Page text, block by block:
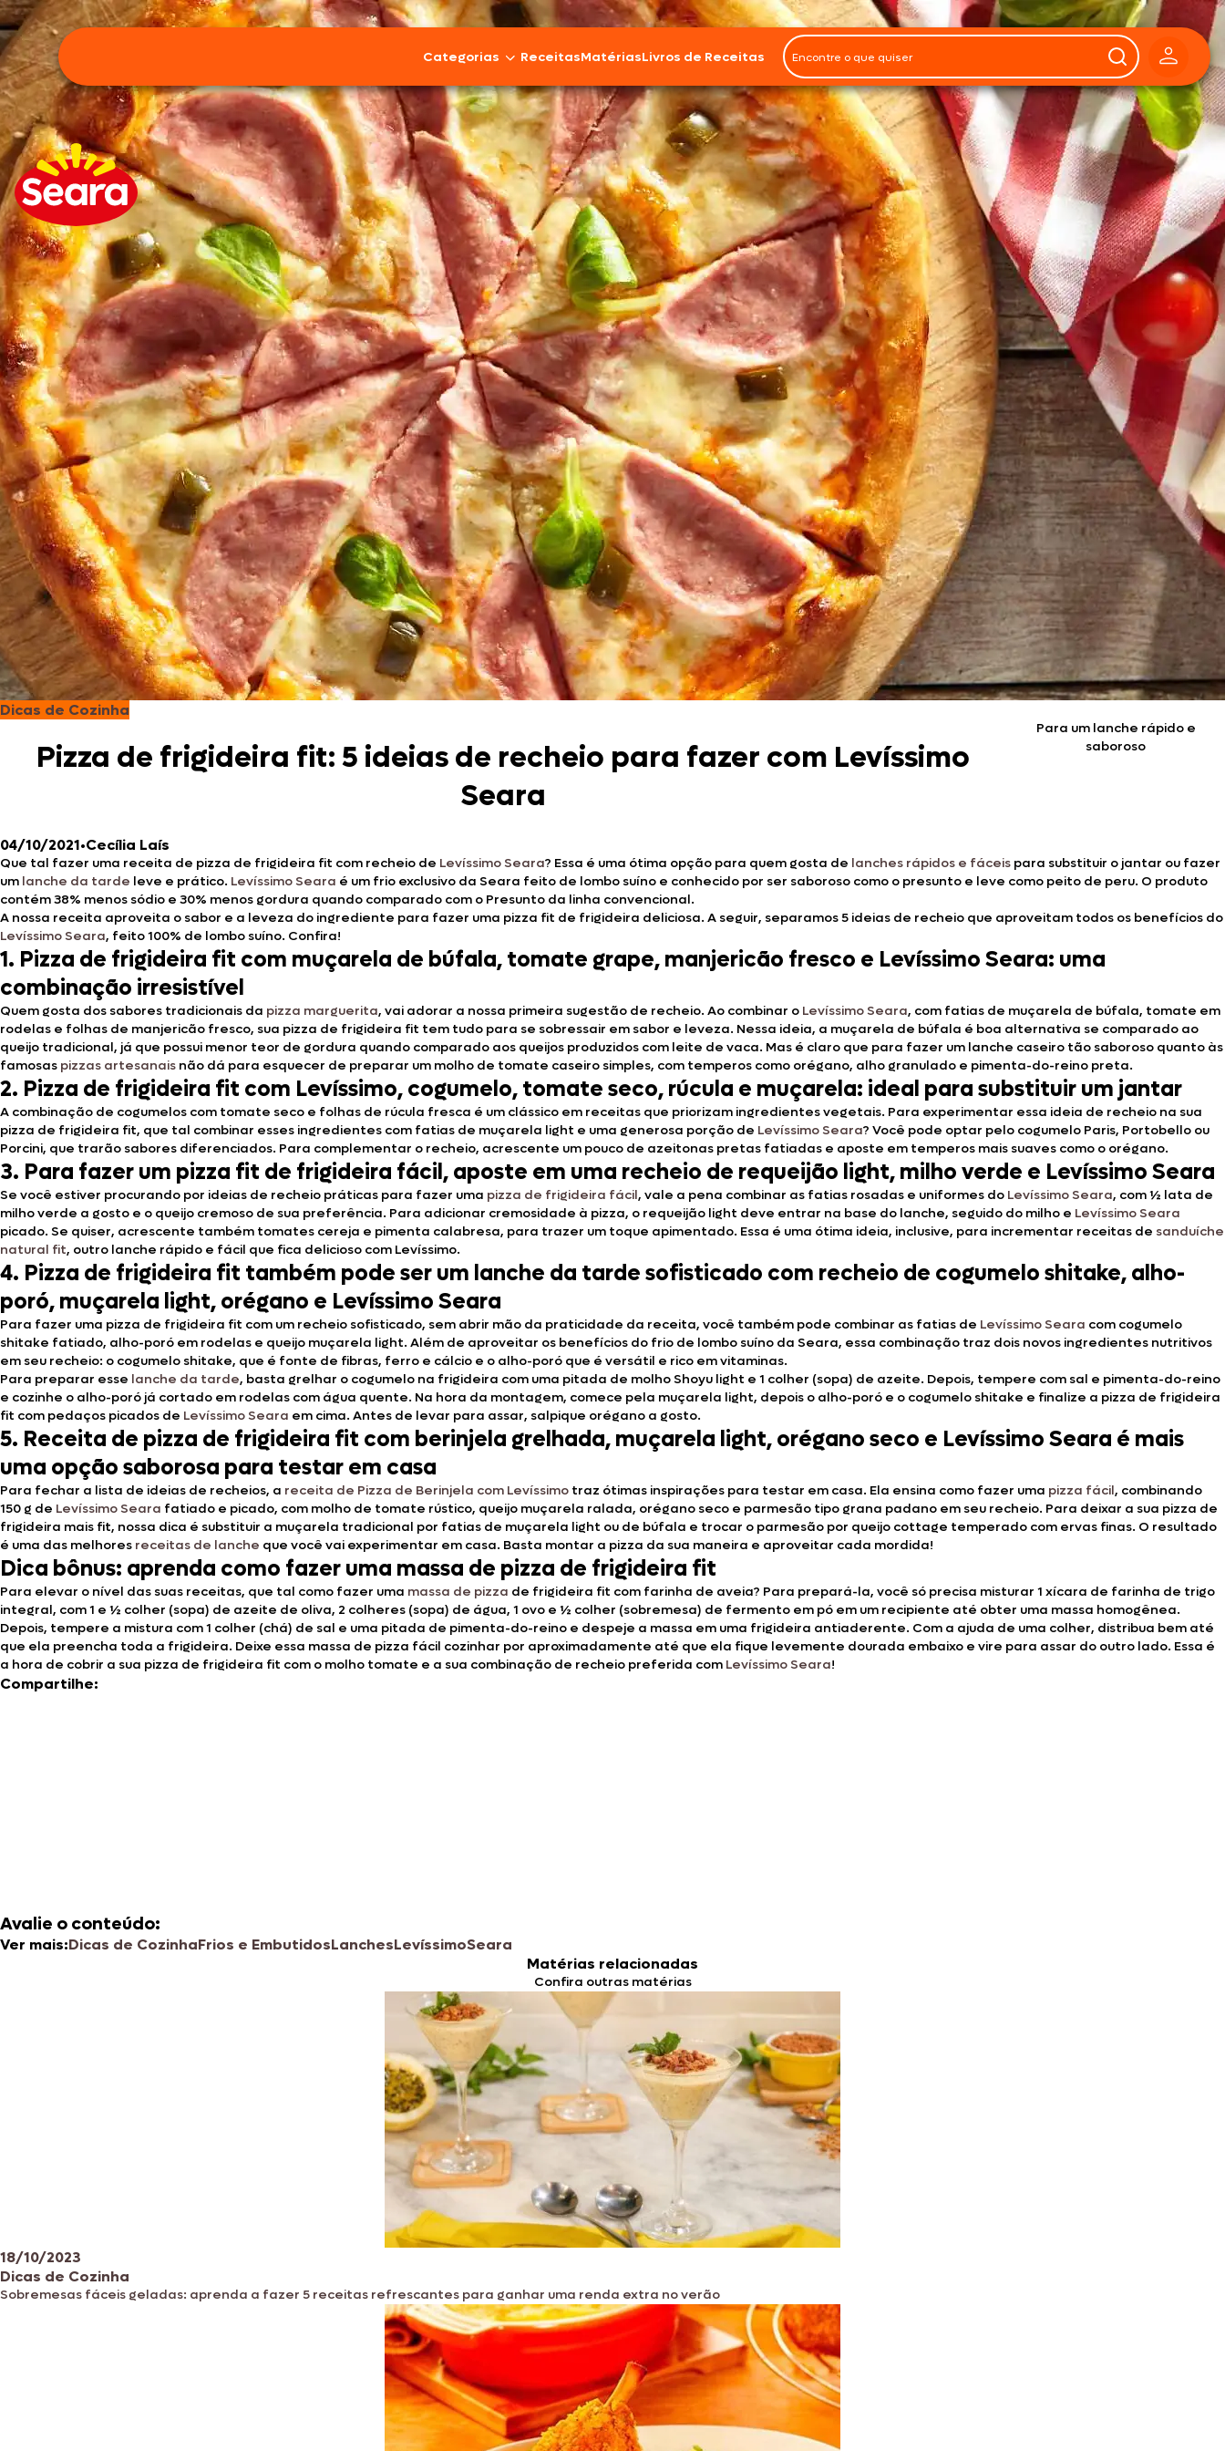
Categorias
Bovinos
Cordeiro
Carnes Suínas
Aves
Frios e Embutidos
Peixes e Frutos do Mar
100% Vegetal
Doces, Bolos e Sobremesas
Pães e Massas
Bebidas
Entrevistas
ReceitasMatériasLivros de Receitas
Dicas de Cozinha
Pizza de frigideira fit: 5 ideias de recheio para fazer com Levíssimo
Seara
Para um lanche rápido e
saboroso
04/10/2021•Cecília Laís
Que tal fazer uma receita de pizza de frigideira fit com recheio de Levíssimo Seara? Essa é uma ótima opção para quem gosta de lanches rápidos e fáceis para substituir o jantar ou fazer
um lanche da tarde leve e prático. Levíssimo Seara é um frio exclusivo da Seara feito de lombo suíno e conhecido por ser saboroso como o presunto e leve como peito de peru. O produto
contém 38% menos sódio e 30% menos gordura quando comparado com o Presunto da linha convencional.
A nossa receita aproveita o sabor e a leveza do ingrediente para fazer uma pizza fit de frigideira deliciosa. A seguir, separamos 5 ideias de recheio que aproveitam todos os benefícios do
Levíssimo Seara, feito 100% de lombo suíno. Confira!
1. Pizza de frigideira fit com muçarela de búfala, tomate grape, manjericão fresco e Levíssimo Seara: uma
combinação irresistível
Quem gosta dos sabores tradicionais da pizza marguerita, vai adorar a nossa primeira sugestão de recheio. Ao combinar o Levíssimo Seara, com fatias de muçarela de búfala, tomate em
rodelas e folhas de manjericão fresco, sua pizza de frigideira fit tem tudo para se sobressair em sabor e leveza. Nessa ideia, a muçarela de búfala é boa alternativa se comparado ao
queijo tradicional, já que possui menor teor de gordura quando comparado aos queijos produzidos com leite de vaca. Mas é claro que para fazer um lanche caseiro tão saboroso quanto às
famosas pizzas artesanais não dá para esquecer de preparar um molho de tomate caseiro simples, com temperos como orégano, alho granulado e pimenta-do-reino preta.
2. Pizza de frigideira fit com Levíssimo, cogumelo, tomate seco, rúcula e muçarela: ideal para substituir um jantar
A combinação de cogumelos com tomate seco e folhas de rúcula fresca é um clássico em receitas que priorizam ingredientes vegetais. Para experimentar essa ideia de recheio na sua
pizza de frigideira fit, que tal combinar esses ingredientes com fatias de muçarela light e uma generosa porção de Levíssimo Seara? Você pode optar pelo cogumelo Paris, Portobello ou
Porcini, que trarão sabores diferenciados. Para complementar o recheio, acrescente um pouco de azeitonas pretas fatiadas e aposte em temperos mais suaves como o orégano.
3. Para fazer um pizza fit de frigideira fácil, aposte em uma recheio de requeijão light, milho verde e Levíssimo Seara
Se você estiver procurando por ideias de recheio práticas para fazer uma pizza de frigideira fácil, vale a pena combinar as fatias rosadas e uniformes do Levíssimo Seara, com ½ lata de
milho verde a gosto e o queijo cremoso de sua preferência. Para adicionar cremosidade à pizza, o requeijão light deve entrar na base do lanche, seguido do milho e Levíssimo Seara
picado. Se quiser, acrescente também tomates cereja e pimenta calabresa, para trazer um toque apimentado. Essa é uma ótima ideia, inclusive, para incrementar receitas de sanduíche
natural fit, outro lanche rápido e fácil que fica delicioso com Levíssimo.
4. Pizza de frigideira fit também pode ser um lanche da tarde sofisticado com recheio de cogumelo shitake, alho-
poró, muçarela light, orégano e Levíssimo Seara
Para fazer uma pizza de frigideira fit com um recheio sofisticado, sem abrir mão da praticidade da receita, você também pode combinar as fatias de Levíssimo Seara com cogumelo
shitake fatiado, alho-poró em rodelas e queijo muçarela light. Além de aproveitar os benefícios do frio de lombo suíno da Seara, essa combinação traz dois novos ingredientes nutritivos
em seu recheio: o cogumelo shitake, que é fonte de fibras, ferro e cálcio e o alho-poró que é versátil e rico em vitaminas.
Para preparar esse lanche da tarde, basta grelhar o cogumelo na frigideira com uma pitada de molho Shoyu light e 1 colher (sopa) de azeite. Depois, tempere com sal e pimenta-do-reino
e cozinhe o alho-poró já cortado em rodelas com água quente. Na hora da montagem, comece pela muçarela light, depois o alho-poró e o cogumelo shitake e finalize a pizza de frigideira
fit com pedaços picados de Levíssimo Seara em cima. Antes de levar para assar, salpique orégano a gosto.
5. Receita de pizza de frigideira fit com berinjela grelhada, muçarela light, orégano seco e Levíssimo Seara é mais
uma opção saborosa para testar em casa
Para fechar a lista de ideias de recheios, a receita de Pizza de Berinjela com Levíssimo traz ótimas inspirações para testar em casa. Ela ensina como fazer uma pizza fácil, combinando
150 g de Levíssimo Seara fatiado e picado, com molho de tomate rústico, queijo muçarela ralada, orégano seco e parmesão tipo grana padano em seu recheio. Para deixar a sua pizza de
frigideira mais fit, nossa dica é substituir a muçarela tradicional por fatias de muçarela light ou de búfala e trocar o parmesão por queijo cottage temperado com ervas finas. O resultado
é uma das melhores receitas de lanche que você vai experimentar em casa. Basta montar a pizza da sua maneira e aproveitar cada mordida!
Dica bônus: aprenda como fazer uma massa de pizza de frigideira fit
Para elevar o nível das suas receitas, que tal como fazer uma massa de pizza de frigideira fit com farinha de aveia? Para prepará-la, você só precisa misturar 1 xícara de farinha de trigo
integral, com 1 e ½ colher (sopa) de azeite de oliva, 2 colheres (sopa) de água, 1 ovo e ½ colher (sobremesa) de fermento em pó em um recipiente até obter uma massa homogênea.
Depois, tempere a mistura com 1 colher (chá) de sal e uma pitada de pimenta-do-reino e despeje a massa em uma frigideira antiaderente. Com a ajuda de uma colher, distribua bem até
que ela preencha toda a frigideira. Deixe essa massa de pizza fácil cozinhar por aproximadamente até que ela fique levemente dourada embaixo e vire para assar do outro lado. Essa é
a hora de cobrir a sua pizza de frigideira fit com o molho tomate e a sua combinação de recheio preferida com Levíssimo Seara!
Compartilhe:
Avalie o conteúdo:
Ver mais:Dicas de CozinhaFrios e EmbutidosLanchesLevíssimoSeara
Matérias relacionadas
Confira outras matérias
18/10/2023
Dicas de Cozinha
Sobremesas fáceis geladas: aprenda a fazer 5 receitas refrescantes para ganhar uma renda extra no verão